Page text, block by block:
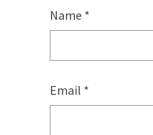
Name *
Email *